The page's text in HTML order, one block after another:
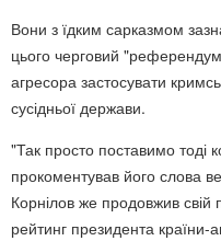
Вони з їдким сарказмом
цього черговий
агресора застосувати
сусідньої держави.
"Так просто поставимо тоді
прокоментував його слова
Корнілов же продовжив свій
рейтинг президента